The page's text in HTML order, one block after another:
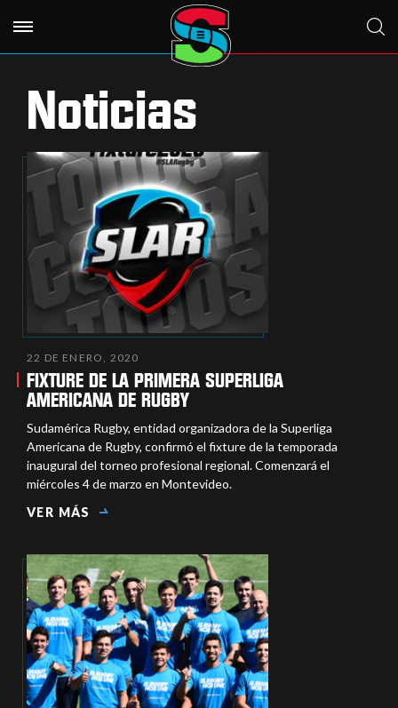
Noticias
22 DE ENERO, 2020
FIXTURE DE LA PRIMERA SUPERLIGA
AMERICANA DE RUGBY
Sudamérica Rugby, entidad organizadora de la Superliga
Americana de Rugby, confirmó el fixture de la temporada
inaugural del torneo profesional regional. Comenzará el
miércoles 4 de marzo en Montevideo.
VER MÁS